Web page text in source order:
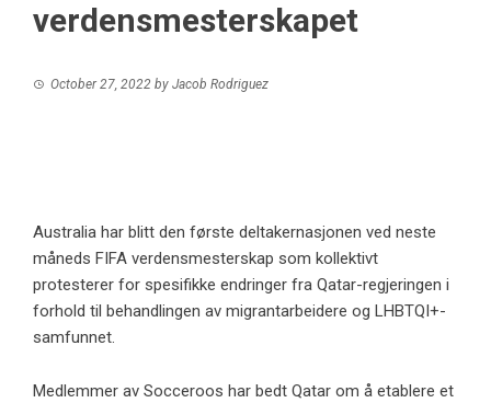
verdensmesterskapet
October 27, 2022 by Jacob Rodriguez
Australia har blitt den første deltakernasjonen ved neste
måneds FIFA verdensmesterskap som kollektivt
protesterer for spesifikke endringer fra Qatar-regjeringen i
forhold til behandlingen av migrantarbeidere og LHBTQI+-
samfunnet.
Medlemmer av Socceroos har bedt Qatar om å etablere et